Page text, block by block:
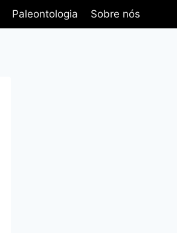
Paleontologia Sobre nós